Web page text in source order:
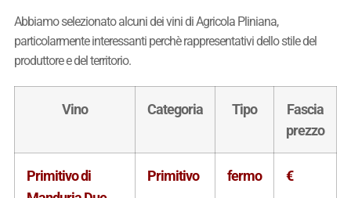
Abbiamo selezionato alcuni dei vini di Agricola Pliniana,
particolarmente interessanti perchè rappresentativi dello stile del
produttore e del territorio.
Vino Categoria Tipo
Fascia
prezzo
Primitivo di
Primitivo fermo €